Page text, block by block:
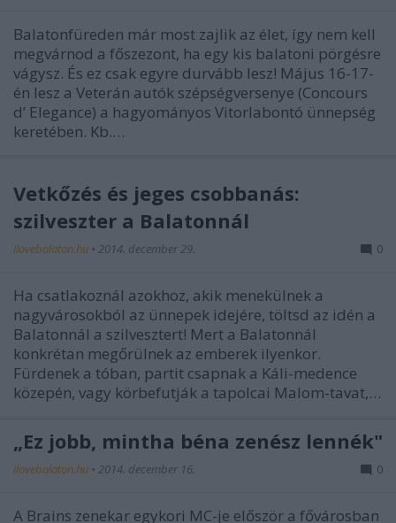
Balatonfüreden már most zajlik az élet, így nem kell
megvárnod a főszezont, ha egy kis balatoni pörgésre
vágysz. És ez csak egyre durvább lesz! Május 16-17-
én lesz a Veterán autók szépségversenye (Concours
d’ Elegance) a hagyományos Vitorlabontó ünnepség
keretében. Kb.…
Vetkőzés és jeges csobbanás:
szilveszter a Balatonnál
ilovebalaton.hu • 2014. december 29. 0
Ha csatlakoznál azokhoz, akik menekülnek a
nagyvárosokból az ünnepek idejére, töltsd az idén a
Balatonnál a szilvesztert! Mert a Balatonnál
konkrétan megőrülnek az emberek ilyenkor.
Fürdenek a tóban, partit csapnak a Káli-medence
közepén, vagy körbefutják a tapolcai Malom-tavat,…
„Ez jobb, mintha béna zenész lennék"
ilovebalaton.hu • 2014. december 16. 0
A Brains zenekar egykori MC-je először a fővárosban